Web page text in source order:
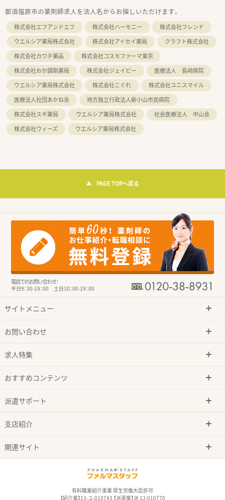
那須塩原市の薬剤師求人を法人名からお探しいただけます。
株式会社エフアンドエフ 株式会社ハーモニー
株式会社フレンド
ウエルシア薬局株式会社
株式会社アイセイ薬局
クラフト株式会社
株式会社カワチ薬品
株式会社コスモファーマ東京
株式会社おか調剤薬局
株式会社ジェイピー
医療法人 長﨑病院
ウエルシア薬局株式会社
株式会社こぐれ
株式会社ユニスマイル
医療法人社団あかね会
地方独立行政法人新小山市民病院
株式会社スギ薬局
ウエルシア薬局株式会社
社会医療法人 中山会
株式会社ウィーズ
ウエルシア薬局株式会社
PAGE TOPへ戻る
電話でのお問い合わせ：
平日9：30-19：00 土日10：00-19：00
サイトメニュー
お問い合わせ
求人特集
おすすめコンテンツ
派遣サポート
支店紹介
関連サイト
有料職業紹介事業 厚生労働大臣許可
【紹介業】13-ユ-010743 【派遣業】派 13-010770